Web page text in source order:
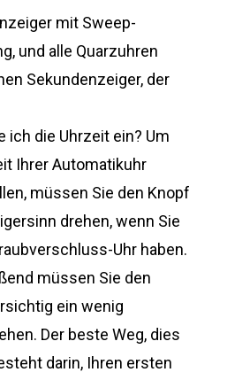
mit Sweep-
und alle Quarzuhren
Sekundenzeiger, der
ich die Uhrzeit ein? Um
Ihrer Automatikuhr
müssen Sie den Knopf
drehen, wenn Sie
Uhr haben.
müssen Sie den
ein wenig
Der beste Weg, dies
darin, Ihren ersten